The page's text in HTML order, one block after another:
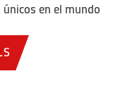
en el mundo